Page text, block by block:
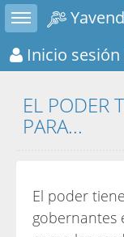
Toggle sidebar
Inicio sesión
EL PODER
PARA...
El poder
gobernantes